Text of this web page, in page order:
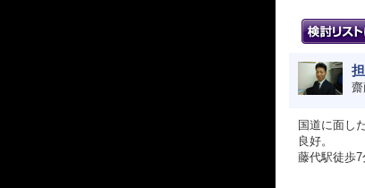
国道に面し
良好。
藤代駅徒歩7